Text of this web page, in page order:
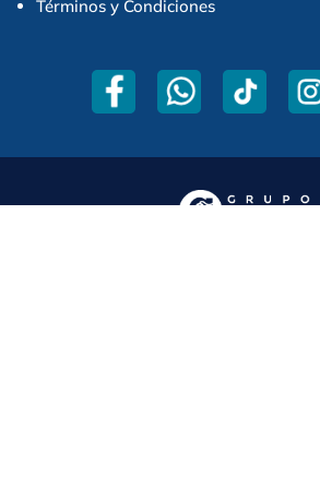
Términos y Condiciones